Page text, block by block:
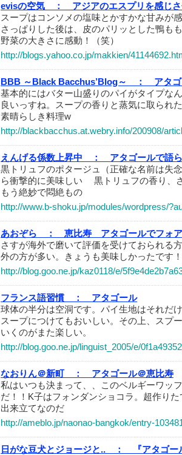
evisの空気 ：
アジアのエスプリを感じ
スープはコンソメの塩味とかすかな甘みが
さっぱりした後は、皮のパリッとした鴨も
野菜の大きさに感動！（笑）
http://blogs.yahoo.co.jp/makkien/
BBB ～Black Bacchus’Blog～ ：
アタ
基本的にはバター山盛りのパイがタイプな
良いっすね。スープの香りと蒸気に取られ
素晴らしき料理w
http://blackbacchus.at.webry.info/200908/
えんげる係数上昇中 ：
アタゴールで語
黒トリュフのポタージュ（正確な名前は失
ら衝撃的に美味しい 黒トリュフの香り、
もう絶妙で悶絶もの
http://www.b-shoku.jp/modules/wordpress/
あおぞら ：
恵比寿 アタゴールでフォ
さすが海外で磨いて評価を受けておられる
外の方が多い。きょうも美味しかったです！
http://blog.goo.ne.jp/kaz0118/e/
フランス語習慣 ：
アタゴール
球体の半分は空洞です。パイ生地はそれだ
スープにつけてもおいしい。その上、スプ
いくのがまた楽しい。
http://blog.goo.ne.jp/linguist_2005/e/
なおりん＠新町 ：
アタゴール＠恵比寿
私はいつも決まって、、このベルギーワッ
だ！！K子はフォンダンショコラ。超作り
出来立てなのだ
http://ameblo.jp/naonao-bangkok/entry-
日がな豆犬とジョージと.. ：
『アタゴ